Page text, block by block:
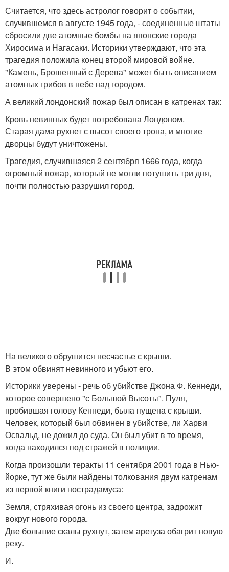
Считается, что здесь астролог говорит о событии,
случившемся в августе 1945 года, - соединенные штаты
сбросили две атомные бомбы на японские города
Хиросима и Нагасаки. Историки утверждают, что эта
трагедия положила конец второй мировой войне.
"Камень, Брошенный с Дерева" может быть описанием
атомных грибов в небе над городом.
А великий лондонский пожар был описан в катренах так:
Кровь невинных будет потребована Лондоном.
Старая дама рухнет с высот своего трона, и многие
дворцы будут уничтожены.
Трагедия, случившаяся 2 сентября 1666 года, когда
огромный пожар, который не могли потушить три дня,
почти полностью разрушил город.
На великого обрушится несчастье с крыши.
В этом обвинят невинного и убьют его.
Историки уверены - речь об убийстве Джона Ф. Кеннеди,
которое совершено "с Большой Высоты". Пуля,
пробившая голову Кеннеди, была пущена с крыши.
Человек, который был обвинен в убийстве, ли Харви
Освальд, не дожил до суда. Он был убит в то время,
когда находился под стражей в полиции.
Когда произошли теракты 11 сентября 2001 года в Нью-
йорке, тут же были найдены толкования двум катренам
из первой книги нострадамуса:
Земля, стряхивая огонь из своего центра, задрожит
вокруг нового города.
Две большие скалы рухнут, затем аретуза обагрит новую
реку.
И.